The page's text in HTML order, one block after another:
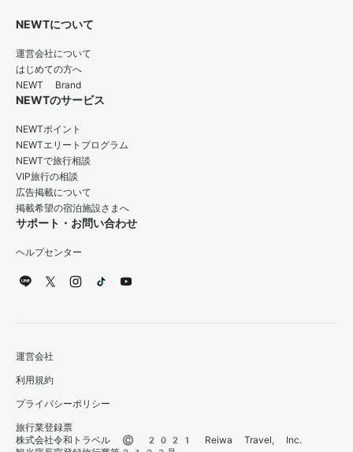
NEWTについて
運営会社について
はじめての方へ
NEWT Brand
NEWTのサービス
NEWTポイント
NEWTエリートプログラム
NEWTで旅行相談
VIP旅行の相談
広告掲載について
掲載希望の宿泊施設さまへ
サポート・お問い合わせ
ヘルプセンター
運営会社
利用規約
プライバシーポリシー
旅行業登録票
株式会社令和トラベル © 2021 Reiwa Travel, Inc.